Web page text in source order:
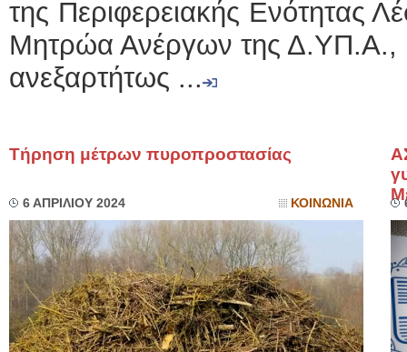
της Περιφερειακής Ενότητας
Μητρώα Ανέργων της Δ.ΥΠ.Α.,
ανεξαρτήτως ...
Τήρηση μέτρων πυροπροστασίας
6 ΑΠΡΙΛΙΟΥ 2024 ΚΟΙΝΩΝΙΑ